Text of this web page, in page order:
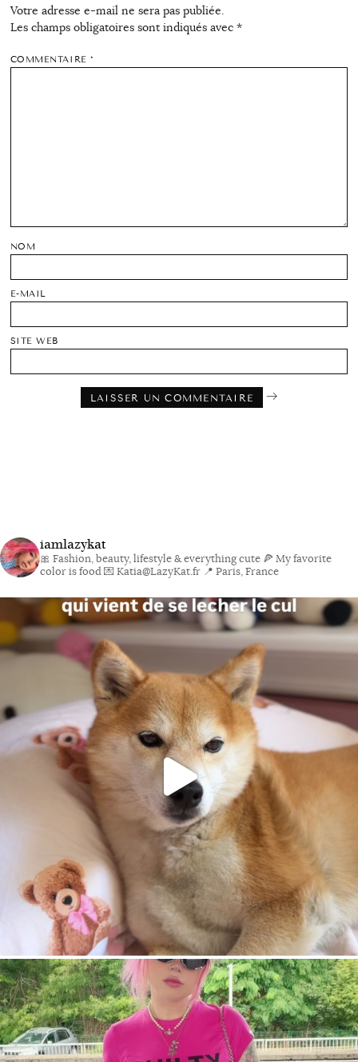
Votre adresse e-mail ne sera pas publiée.
Les champs obligatoires sont indiqués avec *
COMMENTAIRE*
NOM
E-MAIL
SITE WEB
iamlazykat
🎀 Fashion, beauty, lifestyle & everything cute 🍕 My favorite
color is food💌 Katia@LazyKat.fr 📍 Paris, France